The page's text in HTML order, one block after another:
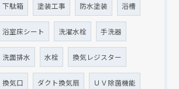
下駄箱 塗装工事 防水塗装 浴槽
浴室床シート 洗濯水栓 手洗器
洗面排水 水栓 換気レジスター
換気口 ダクト換気扇 ＵＶ除菌機能